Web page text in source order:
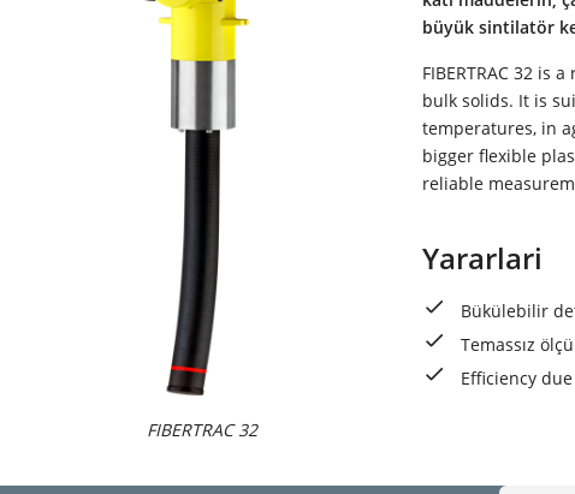
FIBERTRAC 32
büyük sintilatör
FIBERTRAC 32
bulk solids. It is
temperatures, in
bigger flexible
reliable
Yararlari
Bükülebilir
Temassız
Efficiency